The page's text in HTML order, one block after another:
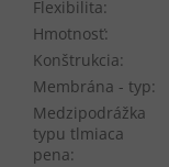
Flexibilita:
Hmotnosť:
Konštrukcia:
Membrána - typ:
Medzipodrážka
typu tlmiaca
pena: